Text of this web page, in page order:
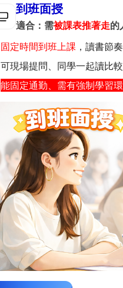
到班面授
適合：需被課表推著走的
固定時間到班上課，讀書節
可現場提問、同學一起讀比
能固定通勤、需有強制學習